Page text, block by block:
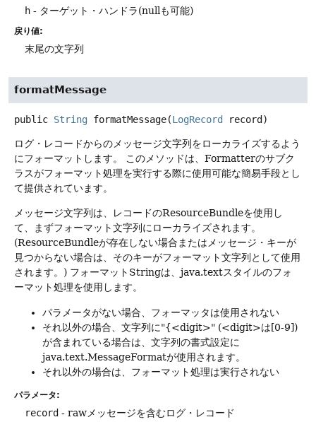
h - ターゲット・ハンドラ(nullも可能)
戻り値:
末尾の文字列
formatMessage
public String formatMessage(LogRecord record)
ログ・レコードからのメッセージ文字列をローカライズするよう
にフォーマットします。
このメソッドは、Formatterのサブク
ラスがフォーマット処理を実行する際に使用可能な簡易手段とし
て提供されています。
メッセージ文字列は、レコードのResourceBundleを使用し
て、まずフォーマット文字列にローカライズされます。
(ResourceBundleが存在しない場合またはメッセージ・キーが
見つからない場合は、そのキーがフォーマット文字列として使用
されます。) フォーマットStringは、java.textスタイルのフォ
ーマット処理を使用します。
パラメータがない場合、フォーマッタは使用されない
それ以外の場合、文字列に"{<digit>" (<digit>は[0-9])
が含まれている場合は、文字列の書式設定に
java.text.MessageFormatが使用されます。
それ以外の場合は、フォーマット処理は実行されない
パラメータ:
record - rawメッセージを含むログ・レコード